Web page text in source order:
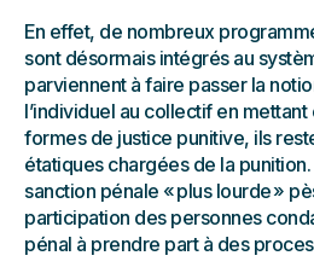
En effet, de nombreux
sont désormais intégrés au
parviennent à faire passer la
l’individuel au collectif en
formes de justice punitive, ils
étatiques chargées de la punition.
sanction pénale « plus lourde »
participation des personnes
pénal à prendre part à des